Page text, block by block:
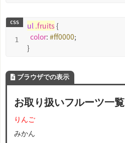
ul .fruits {
color: #ff0000;
}
ブラウザでの表示
お取り扱いフルーツ一覧
りんご
みかん